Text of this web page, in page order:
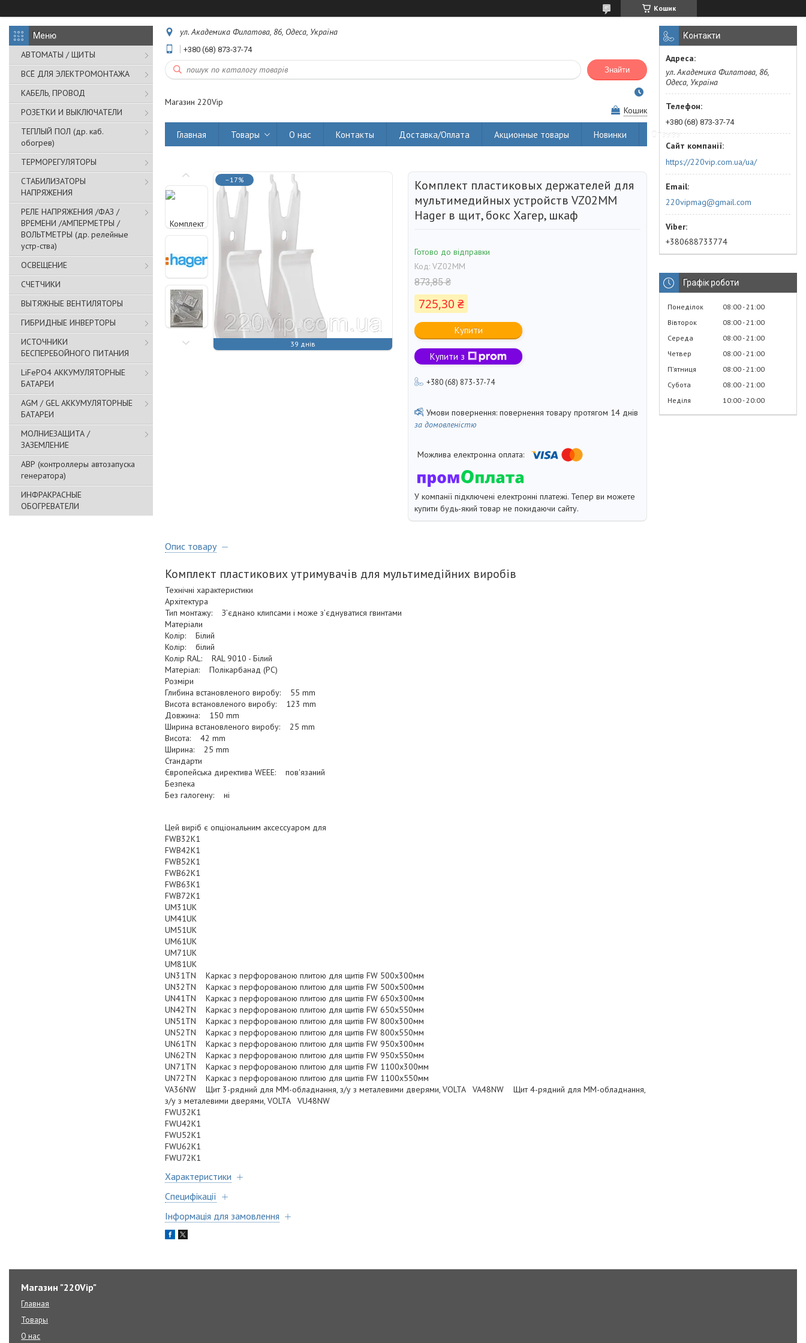
Кошик
АВТОМАТЫ / ЩИТЫ
ВСЁ ДЛЯ ЭЛЕКТРОМОНТАЖА
КАБЕЛЬ, ПРОВОД
РОЗЕТКИ И ВЫКЛЮЧАТЕЛИ
ТЕПЛЫЙ ПОЛ (др. каб.
обогрев)
ТЕРМОРЕГУЛЯТОРЫ
СТАБИЛИЗАТОРЫ
НАПРЯЖЕНИЯ
РЕЛЕ НАПРЯЖЕНИЯ /ФАЗ /
ВРЕМЕНИ /АМПЕРМЕТРЫ /
ВОЛЬТМЕТРЫ (др. релейные
устр-ства)
ОСВЕЩЕНИЕ
СЧЕТЧИКИ
ВЫТЯЖНЫЕ ВЕНТИЛЯТОРЫ
ГИБРИДНЫЕ ИНВЕРТОРЫ
ИСТОЧНИКИ
БЕСПЕРЕБОЙНОГО ПИТАНИЯ
LiFePO4 АККУМУЛЯТОРНЫЕ
БАТАРЕИ
AGM / GEL АККУМУЛЯТОРНЫЕ
БАТАРЕИ
МОЛНИЕЗАЩИТА /
ЗАЗЕМЛЕНИЕ
АВР (контроллеры автозапуска
генератора)
ИНФРАКРАСНЫЕ
ОБОГРЕВАТЕЛИ
ул. Академика Филатова, 86, Одеса, Україна
+380 (68) 873-37-74
Знайти
Магазин 220Vip
Кошик
Главная Товары О нас Контакты Доставка/Оплата Акционные товары Новинки Отзывы
–17%
39 днів
Комплект пластиковых держателей для
мультимедийных устройств VZ02MM
Hager в щит, бокс Хагер, шкаф
Готово до відправки
Код: VZ02MM
873,85 ₴
725,30 ₴
Купити
Купити з
+380 (68) 873-37-74
повернення товару протягом 14 днів
за домовленістю
У компанії підключені електронні платежі. Тепер ви можете
купити будь-який товар не покидаючи сайту.
Опис товару
Комплект пластикових утримувачів для мультимедійних виробів
Технічні характеристики
Архітектура
Тип монтажу: З’єднано клипсами і може з’єднуватися гвинтами
Матеріали
Колір: Білий
Колір: білий
Колір RAL: RAL 9010 - Білий
Матеріал: Полікарбанад (PC)
Розміри
Глибина встановленого виробу: 55 mm
Висота встановленого виробу: 123 mm
Довжина: 150 mm
Ширина встановленого виробу: 25 mm
Висота: 42 mm
Ширина: 25 mm
Стандарти
Європейська директива WEEE: пов'язаний
Безпека
Без галогену: ні
Цей виріб є опціональним аксессуаром для
FWB32K1
FWB42K1
FWB52K1
FWB62K1
FWB63K1
FWB72K1
UM31UK
UM41UK
UM51UK
UM61UK
UM71UK
UM81UK
UN31TN Каркас з перфорованою плитою для щитів FW 500х300мм
UN32TN Каркас з перфорованою плитою для щитів FW 500х500мм
UN41TN Каркас з перфорованою плитою для щитів FW 650х300мм
UN42TN Каркас з перфорованою плитою для щитів FW 650х550мм
UN51TN Каркас з перфорованою плитою для щитів FW 800х300мм
UN52TN Каркас з перфорованою плитою для щитів FW 800х550мм
UN61TN Каркас з перфорованою плитою для щитів FW 950х300мм
UN62TN Каркас з перфорованою плитою для щитів FW 950х550мм
UN71TN Каркас з перфорованою плитою для щитів FW 1100х300мм
UN72TN Каркас з перфорованою плитою для щитів FW 1100х550мм
VA36NW Щит 3-рядний для ММ-обладнання, з/у з металевими дверями, VOLTA VA48NW Щит 4-рядний для ММ-обладнання,
з/у з металевими дверями, VOLTA VU48NW
FWU32K1
FWU42K1
FWU52K1
FWU62K1
FWU72K1
Характеристики
Специфікації
Інформація для замовлення
Контакти
ул. Академика Филатова, 86,
Одеса, Україна
+380 (68) 873-37-74
https://220vip.com.ua/ua/
220vipmag@gmail.com
+380688733774
Графік роботи
Понеділок 08:00 21:00
Вівторок
08:00 21:00
Середа
08:00 21:00
Четвер
08:00 21:00
Пʼятниця
08:00 21:00
Субота
08:00 21:00
Неділя
10:00 20:00
Магазин "220Vip"
Главная
Товары
О нас